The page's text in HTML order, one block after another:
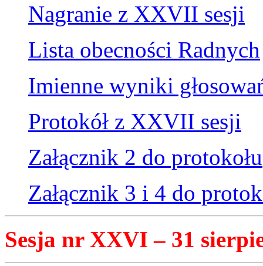
Nagranie z XXVII sesji
Lista obecności Radnych
Imienne wyniki
Protokół z XXVII sesji
Załącznik 2 do protokołu
Załącznik 3 i 4 do
Sesja nr XXVI – 31